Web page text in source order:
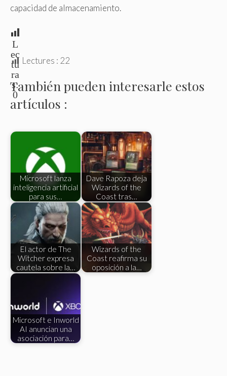
capacidad de almacenamiento.
L
ec
tu
ra
s:
0
Lectures : 22
También pueden interesarle estos
artículos :
Microsoft lanza
inteligencia artificial
para sus…
Dave Rapoza deja
Wizards of the
Coast tras…
El actor de The
Witcher expresa
cautela sobre la…
Wizards of the
Coast reafirma su
oposición a la…
Microsoft e Inworld
AI anuncian una
asociación para…